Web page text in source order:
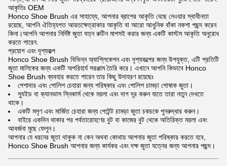
আকৃতিঃ OEM
Honco Shoe Brush এর সাহায্যে, আপনার ব্রাশের আকৃতি বেছে নেওয়ার স্বাধীনতা
রয়েছে, আপনি ঐতিহ্যগত আয়তক্ষেত্রাকার আকৃতি বা আরো আধুনিক বাঁকা নকশা পছন্দ করেন
কিনা।আপনি আপনার নির্দিষ্ট জুতা যত্ন রুটিন মাপসই করার জন্য একটি কাস্টম আকৃতি অনুরোধ
করতে পারেন.
প্রয়োগ এবং দৃশ্যকল্প
Honco Shoe Brush বিভিন্ন অ্যাপ্লিকেশন এবং দৃশ্যকল্পের জন্য উপযুক্ত, এটি প্রতিটি
জুতা মালিকের জন্য একটি অপরিহার্য সরঞ্জাম তৈরি করে। এখানে আপনি কিভাবে Honco
Shoe Brush ব্যবহার করতে পারেন তার কিছু উদাহরণ রয়েছেঃ
পেশাদার এবং পোলিশ চেহারা জন্য পরিষ্কার এবং পোলিশ চামড়া পোষাক জুতা।
স্যুইড বা ক্যানভাস স্নিকার্স থেকে ময়লা এবং দাগ দূর করুন যাতে তারা নতুন দেখতে
থাকে।
একটি মসৃণ এবং মার্জিত চেহারা জন্য পেটেন্ট চামড়া জুতা চকচকে পুনরুদ্ধার করুন।
বাইরে একদিন থাকার পর পর্বতারোহণের বুট বা কাজের বুট থেকে অতিরিক্ত ময়লা এবং
আবর্জনা মুছে ফেলুন।
আপনার যে ধরনের জুতা থাকুক না কেন অথবা কোথায় আপনার জুতা পরিষ্কার করতে হবে,
Honco Shoe Brush আপনার জন্য কার্যকর এবং দক্ষ জুতা যত্নের জন্য আপনার পছন্দ।